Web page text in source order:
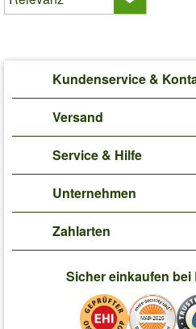
Kundenservice &
Versand
Service & Hilfe
Unternehmen
Zahlarten
Sicher einkaufen bei